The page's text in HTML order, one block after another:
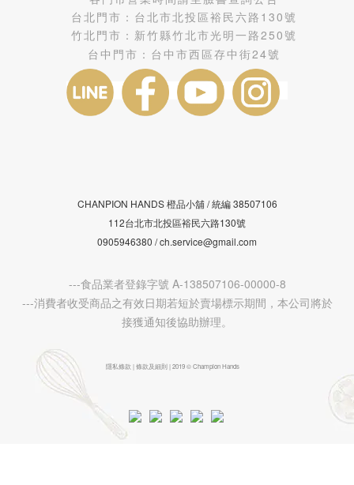
台北門市： 台北市北投區裕民六路130號
竹北門市： 新竹縣竹北市光明一路250號
台中門市： 台中市西區存中街24號
CHANPION HANDS 橙品小舖 /統編38507106
112台北市北投區裕民六路130號
0905946380 / ch.service@gmail.com
---食品業者登錄字號 A-138507106-00000-8
---消費者收受商品之有效日期若短於賣場標示期間，本公司將於
接獲通知後協助辦理。
隱私條款 | 條款及細則 | 2019 © Champion Hands